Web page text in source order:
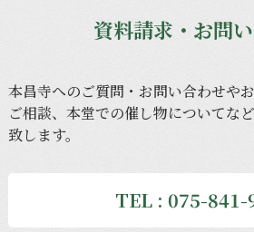
資料請求・お問
本昌寺へのご質問・ お問い合わせや
ご相談、 本堂での催し物についてな
致します。
TEL : 075-841-